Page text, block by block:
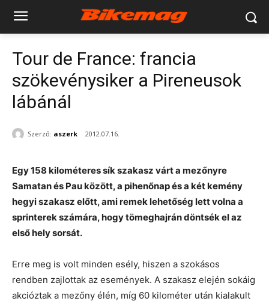
Tour de France: francia
szökevénysiker a Pireneusok
lábánál
Szerző: aszerk 2012.07.16.
Egy 158 kilométeres sík szakasz várt a mezőnyre
Samatan és Pau között, a pihenőnap és a két kemény
hegyi szakasz előtt, ami remek lehetőség lett volna a
sprinterek számára, hogy tömeghajrán döntsék el az
első hely sorsát.
Erre meg is volt minden esély, hiszen a szokásos
rendben zajlottak az események. A szakasz elején sokáig
akcióztak a mezőny élén, míg 60 kilométer után kialakult